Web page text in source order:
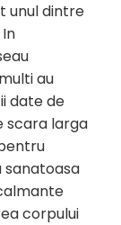
unul dintre
au
date de
scara larga
sanatoasa
corpului